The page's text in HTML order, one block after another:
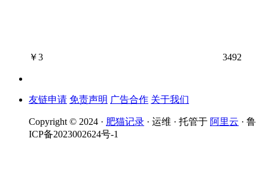
￥3 3492
友链申请 免责声明 广告合作 关于我们
Copyright © 2024 · 肥猫记录 · 运维 · 托管于 阿里云 · 鲁
ICP备2023002624号-1